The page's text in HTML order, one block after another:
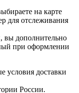
на карте
для отслеживания
вы дополнительно
при оформлении
условия доставки
России.